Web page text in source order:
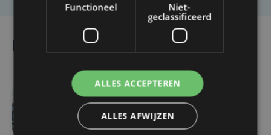
ma 13 juli | 10:58
Jongetje en vrouw
Functioneel
Niet-
geclassificeerd
ALLES ACCEPTEREN
ALLES AFWIJZEN